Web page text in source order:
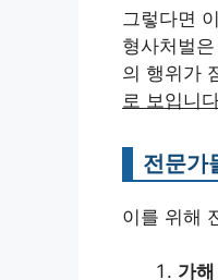
그렇다면
형사처벌
의 행위가
로 보입니
전문가
이를 위해
가